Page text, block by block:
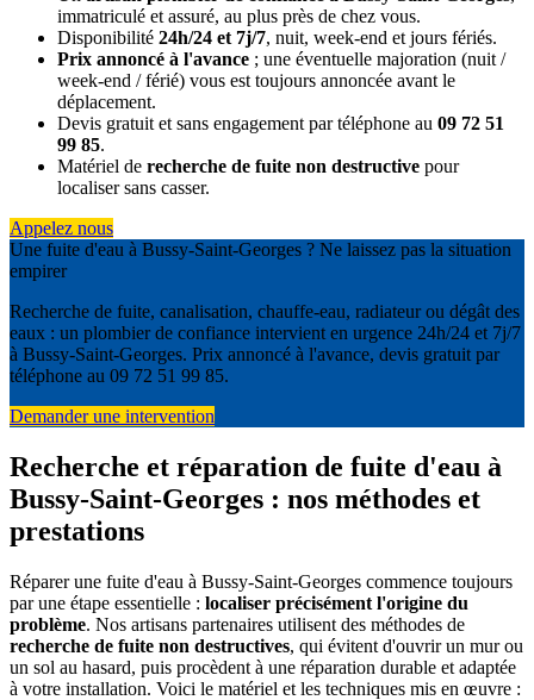
immatriculé et assuré, au plus près de chez vous.
Disponibilité 24h/24 et 7j/7, nuit, week-end et jours fériés.
Prix annoncé à l'avance ; une éventuelle majoration (nuit /
week-end / férié) vous est toujours annoncée avant le
déplacement.
Devis gratuit et sans engagement par téléphone au 09 72 51
99 85.
Matériel de recherche de fuite non destructive pour
localiser sans casser.
Appelez nous
Une fuite d'eau à Bussy-Saint-Georges ? Ne laissez pas la situation
empirer
Recherche de fuite, canalisation, chauffe-eau, radiateur ou dégât des
eaux : un plombier de confiance intervient en urgence 24h/24 et 7j/7
à Bussy-Saint-Georges. Prix annoncé à l'avance, devis gratuit par
téléphone au 09 72 51 99 85.
Demander une intervention
Recherche et réparation de fuite d'eau à
Bussy-Saint-Georges : nos méthodes et
prestations
Réparer une fuite d'eau à Bussy-Saint-Georges commence toujours
par une étape essentielle : localiser précisément l'origine du
problème. Nos artisans partenaires utilisent des méthodes de
recherche de fuite non destructives, qui évitent d'ouvrir un mur ou
un sol au hasard, puis procèdent à une réparation durable et adaptée
à votre installation. Voici le matériel et les techniques mis en œuvre :